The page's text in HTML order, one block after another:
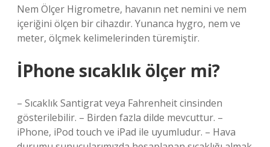
Nem Ölçer Higrometre, havanın net nemini ve nem
içeriğini ölçen bir cihazdır. Yunanca hygro, nem ve
meter, ölçmek kelimelerinden türemiştir.
İPhone sıcaklık ölçer mi?
– Sıcaklık Santigrat veya Fahrenheit cinsinden
gösterilebilir. – Birden fazla dilde mevcuttur. –
iPhone, iPod touch ve iPad ile uyumludur. – Hava